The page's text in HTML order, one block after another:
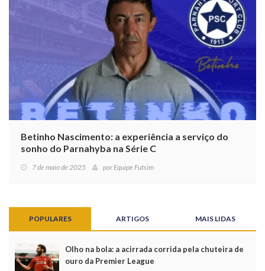
Betinho Nascimento: a experiência a serviço do
sonho do Parnahyba na Série C
7 de maio de 2025 porEquipe Futsim
POPULARES ARTIGOS MAIS LIDAS
Olho na bola: a acirrada corrida pela chuteira de
ouro da Premier League